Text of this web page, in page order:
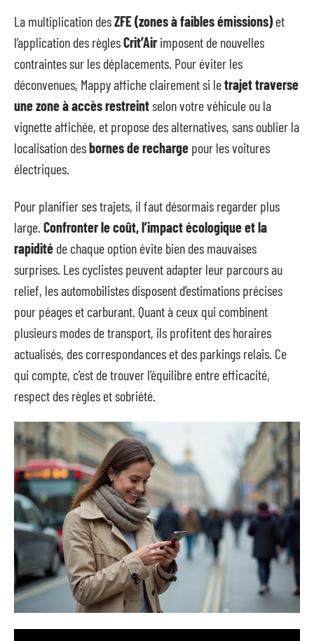
La multiplication desZFE (zones à faibles émissions)et
l’application des règlesCrit’Airimposent de nouvelles
contraintes sur les déplacements. Pour éviter les
déconvenues, Mappy affiche clairement si letrajet traverse
une zone à accès restreintselon votre véhicule ou la
vignette affichée, et propose des alternatives, sans oublier la
localisation desbornes de recharge pour les voitures
électriques.
Pour planifier ses trajets, il faut désormais regarder plus
large. Confronter le coût, l’impact écologique et la
rapidité de chaque option évite bien des mauvaises
surprises. Les cyclistes peuvent adapter leur parcours au
relief, les automobilistes disposent d’estimations précises
pour péages et carburant. Quant à ceux qui combinent
plusieurs modes de transport, ils profitent des horaires
actualisés, des correspondances et des parkings relais. Ce
qui compte, c’est de trouver l’équilibre entre efficacité,
respect des règles et sobriété.